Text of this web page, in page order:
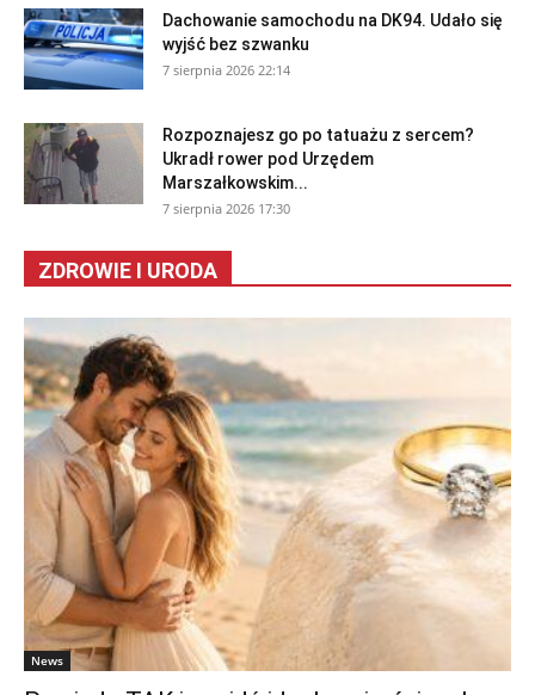
Dachowanie samochodu na DK94. Udało się
wyjść bez szwanku
7 sierpnia 2026 22:14
Rozpoznajesz go po tatuażu z sercem?
Ukradł rower pod Urzędem
Marszałkowskim...
7 sierpnia 2026 17:30
ZDROWIE I URODA
News